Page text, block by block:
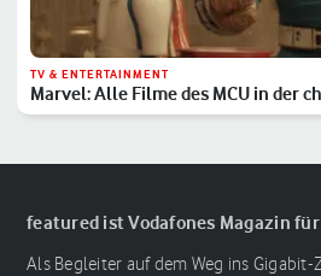
TV & ENTERTAINMENT
Marvel: Alle Filme des MCU in der
Reihenfolge
featured ist Vodafones Magazin
Als Begleiter auf dem Weg ins